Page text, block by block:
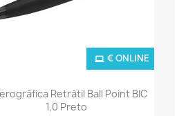
Ver+
Retrátil Ball Point BIC
1,0 Preto
€ ONLINE